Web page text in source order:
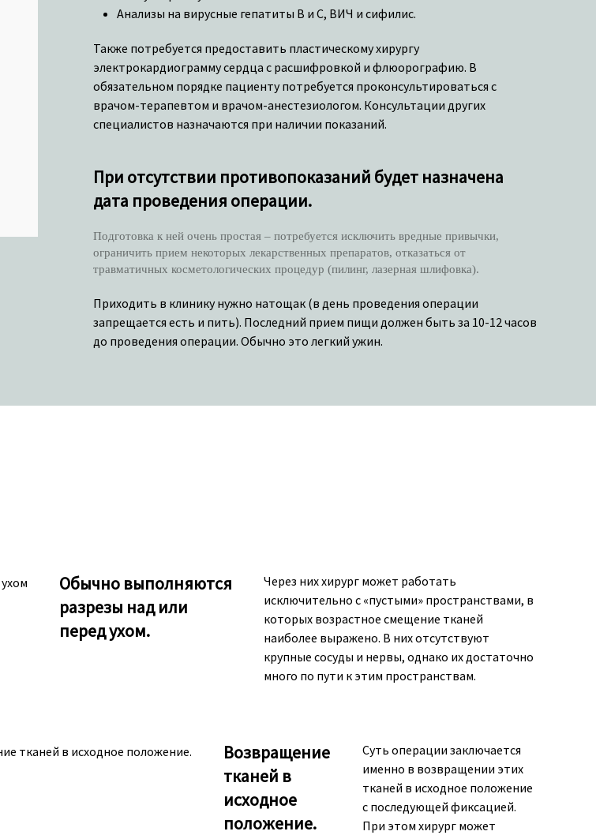
Анализы на вирусные гепатиты В и С, ВИЧ и сифилис.
Также потребуется предоставить пластическому хирургу
электрокардиограмму сердца с расшифровкой и флюорографию. В
обязательном порядке пациенту потребуется проконсультироваться с
врачом-терапевтом и врачом-анестезиологом. Консультации других
специалистов назначаются при наличии показаний.
При отсутствии противопоказаний будет назначена
дата проведения операции.
Подготовка к ней очень простая – потребуется исключить вредные привычки,
ограничить прием некоторых лекарственных препаратов, отказаться от
травматичных косметологических процедур (пилинг, лазерная шлифовка).
Приходить в клинику нужно натощак (в день проведения операции
запрещается есть и пить). Последний прием пищи должен быть за 10-12 часов
до проведения операции. Обычно это легкий ужин.
Обычно выполняются
разрезы над или
перед ухом.
Через них хирург может работать
исключительно с «пустыми» пространствами, в
которых возрастное смещение тканей
наиболее выражено. В них отсутствуют
крупные сосуды и нервы, однако их достаточно
много по пути к этим пространствам.
Возвращение
тканей в
исходное
положение.
Суть операции заключается
именно в возвращении этих
тканей в исходное положение
с последующей фиксацией.
При этом хирург может